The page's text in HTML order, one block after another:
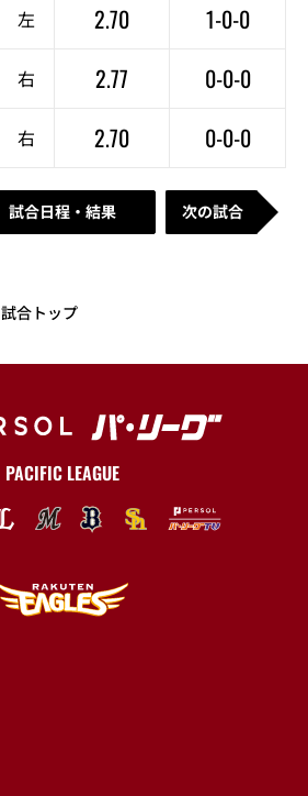
左 2.70 1-0-0
右 2.77 0-0-0
右 2.70 0-0-0
試合日程・結果 次の試合
試合トップ
PACIFIC LEAGUE